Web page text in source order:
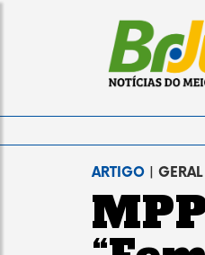
ARTIGO | GERAL